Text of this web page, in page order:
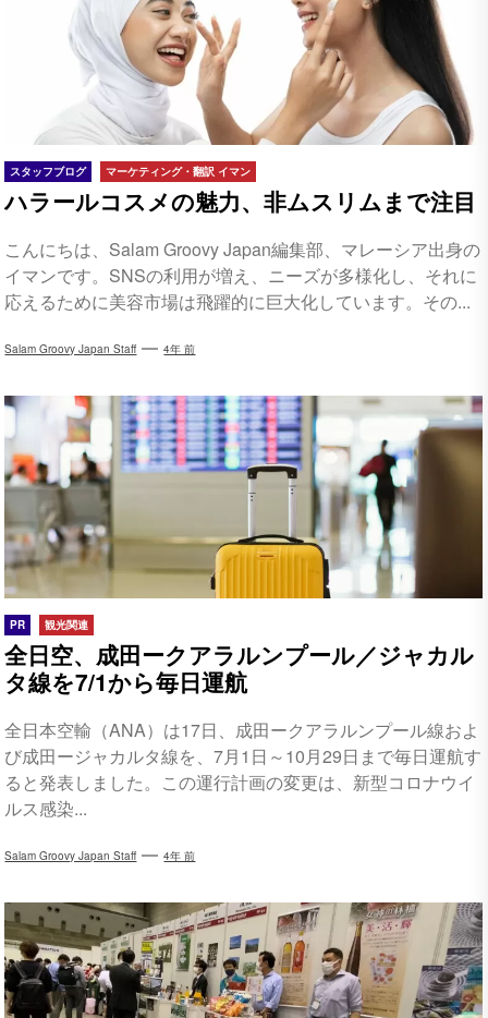
スタッフブログ マーケティング・翻訳 イマン
ハラールコスメの魅力、非ムスリムまで注目
こんにちは、Salam Groovy Japan編集部、マレーシア出身の
イマンです。SNSの利用が増え、ニーズが多様化し、それに
応えるために美容市場は飛躍的に巨大化しています。その...
Salam Groovy Japan Staff 4年 前
PR 観光関連
全日空、成田ークアラルンプール／ジャカル
タ線を7/1から毎日運航
全日本空輸（ANA）は17日、成田ークアラルンプール線およ
び成田ージャカルタ線を、7月1日～10月29日まで毎日運航す
ると発表しました。この運行計画の変更は、新型コロナウイ
ルス感染...
Salam Groovy Japan Staff 4年 前